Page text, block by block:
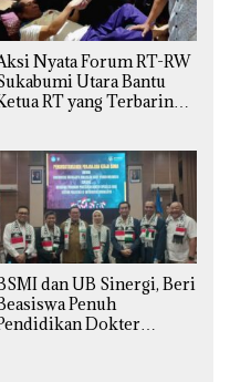
Nyata Forum RT-RW
Utara Bantu
RT yang Terbaring
dan UB Sinergi, Beri
Penuh
Dokter